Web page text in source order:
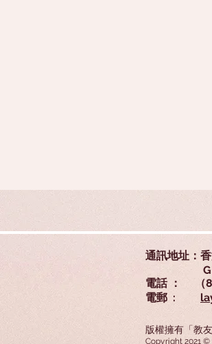
通訊地址：
GPO
電話 ： （
電郵 :
版權擁有「教
Copyright 2021 ©